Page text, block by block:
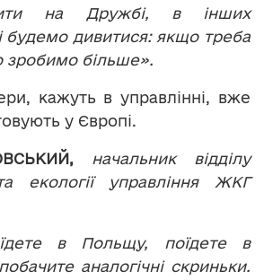
на Дружбі, в інших
будемо дивитися: якщо треба
зробимо більше».
кажуть в управлінні, вже
у Європі.
, начальник
відділу
екології управління ЖКГ
в Польщу, поїдете в
аналогічні скриньки.